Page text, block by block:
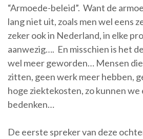
“Armoede-beleid”. Want de
lang niet uit, zoals men wel eens
zeker ook in Nederland, in elke
aanwezig…. En misschien is het
wel meer geworden… Mensen
zitten, geen werk meer hebben,
hoge ziektekosten, zo kunnen we
bedenken…
De eerste spreker van deze